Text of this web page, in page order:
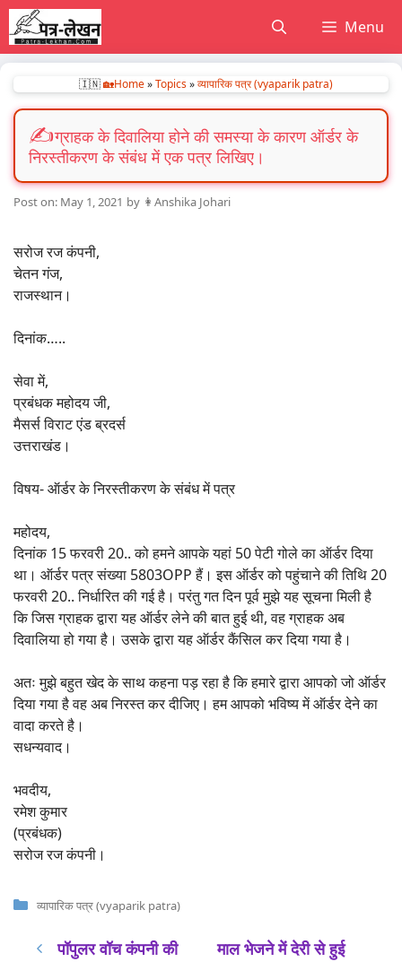
Skip
to
content
Menu
🇮🇳 🏡Home»Topics»व्यापारिक पत्र (vyaparik patra)
ग्राहक के दिवालिया होने की समस्या के कारण ऑर्डर के
निरस्तीकरण के संबंध में एक पत्र लिखिए।
May 1, 2021 by 👩Anshika Johari
सरोज रज कंपनी,
चेतन गंज,
राजस्थान।
दिनांक…..
सेवा में,
प्रबंधक महोदय जी,
मैसर्स विराट एंड ब्रदर्स
उत्तराखंड।
विषय- ऑर्डर के निरस्तीकरण के संबंध में पत्र
महोदय,
दिनांक 15 फरवरी 20.. को हमने आपके यहां 50 पेटी गोले का ऑर्डर दिया
था। ऑर्डर पत्र संख्या 5803OPP हैं। इस ऑर्डर को पहुंचाने की तिथि 20
फरवरी 20.. निर्धारित की गई है। परंतु गत दिन पूर्व मुझे यह सूचना मिली है
कि जिस ग्राहक द्वारा यह ऑर्डर लेने की बात हुई थी, वह ग्राहक अब
दिवालिया हो गया है। उसके द्वारा यह ऑर्डर कैंसिल कर दिया गया है।
अतः मुझे बहुत खेद के साथ कहना पड़ रहा है कि हमारे द्वारा आपको जो ऑर्डर
दिया गया है वह अब निरस्त कर दीजिए। हम आपको भविष्य में ऑर्डर देने का
वादा करते है।
सधन्यवाद।
भवदीय,
रमेश कुमार
(प्रबंधक)
सरोज रज कंपनी।
Categories
व्यापारिक पत्र (vyaparik patra)
पॉपुलर वॉच कंपनी की
माल भेजने में देरी से हुई